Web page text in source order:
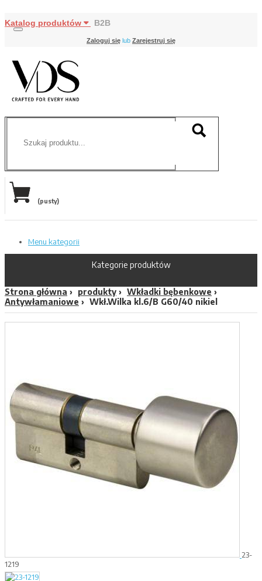
Katalog produktów B2B
Zaloguj się lub Zarejestruj się
(pusty)
Menu kategorii
Kategorie produktów
Strona główna produkty
Wkładki bębenkowe
Antywłamaniowe
Wkł.Wilka kl.6/B G60/40 nikiel
23-
1219